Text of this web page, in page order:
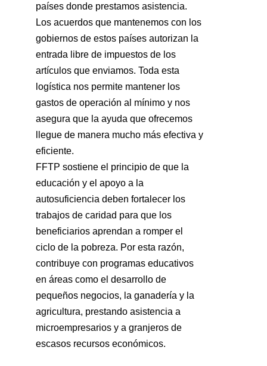
países donde prestamos asistencia.
Los acuerdos que mantenemos con los
gobiernos de estos países autorizan la
entrada libre de impuestos de los
artículos que enviamos. Toda esta
logística nos permite mantener los
gastos de operación al mínimo y nos
asegura que la ayuda que ofrecemos
llegue de manera mucho más efectiva y
eficiente.
FFTP sostiene el principio de que la
educación y el apoyo a la
autosuficiencia deben fortalecer los
trabajos de caridad para que los
beneficiarios aprendan a romper el
ciclo de la pobreza. Por esta razón,
contribuye con programas educativos
en áreas como el desarrollo de
pequeños negocios, la ganadería y la
agricultura, prestando asistencia a
microempresarios y a granjeros de
escasos recursos económicos.